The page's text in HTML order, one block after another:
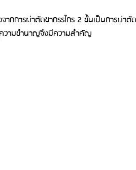
จากการผ่าตัดขากรรไกร 2 ชั้นเป็นการผ่า
วามชำนาญจึงมีความสำคัญ